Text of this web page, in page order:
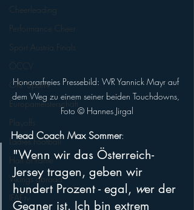
Cheerleading
Performance Cheer
Sport Austria Finals
ÖCCV
ORF Sport+
Europameisterschaft
Playoffs
Ladies Football
Hall of Fame
Vikings abroad
IFAF.tv
Honorarfreies Pressebild: WR Yannick Mayr auf
dem Weg zu einem seiner beiden Touchdowns,
Foto © Hannes Jirgal
Head Coach Max Sommer:
"Wenn wir das Österreich-
Jersey tragen, geben wir
hundert Prozent - egal, wer der
Gegner ist. Ich bin extrem